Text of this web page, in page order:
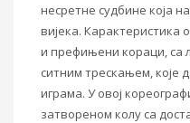
несретне судбине која
вијека. Карактеристика
и префињени кораци, са
ситним трескањем, које
играма. У овој
затвореном колу са